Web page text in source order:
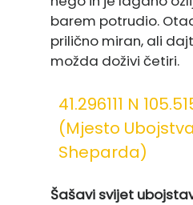
barem potrudio.
prilično miran, ali
možda doživi četiri.
41.296111 N
(mjesto
Sheparda)
Šašavi svijet